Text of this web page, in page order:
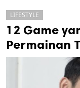
LIFESTYLE
12 Game
Permainan